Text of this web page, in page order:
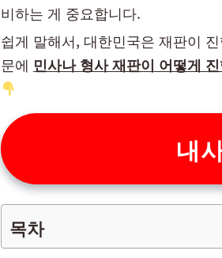
비하는 게 중요합니다.
쉽게 말해서, 대한민국은 재판이
문에 민사나 형사 재판이 어떻게
내
목차